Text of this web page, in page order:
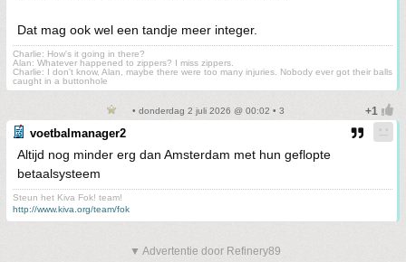
Dat mag ook wel een tandje meer integer.
Charlie: How's it going in there?
Alan: Whatever happened to zippers? I miss zippers.
Charlie: I don't know, Alan, maybe there were too many injuries. Nobody ever got their balls
caught in a buttonhole
• donderdag 2 juli 2026 @ 00:02 • 3
voetbalmanager2
Altijd nog minder erg dan Amsterdam met hun geflopte
betaalsysteem
Steun het Kiva Fok! team!
http://www.kiva.org/team/fok
▼ Advertentie door Refinery89